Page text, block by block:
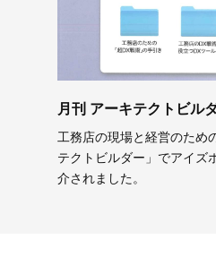
月刊 アーキテクトビル
工務店の現場と経営のため
テクトビルダー」でアイズ
介されました。